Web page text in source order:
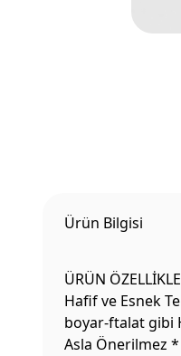
Ürün Bilgisi
ÜRÜN
Hafif ve Esnek
boyar-ftalat gibi
Asla Önerilmez